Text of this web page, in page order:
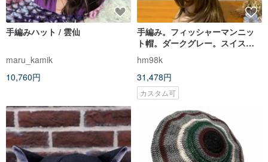
手編みハット / 雲仙
maru_kamik
10,760円
手編み。フィッシャーマンニッ
ト帽。ダークグレー。スイス製
カシミヤ高級毛糸。
hm98k
31,478円
カスタム可